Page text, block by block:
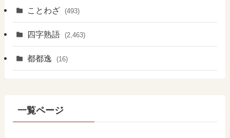
ことわざ (493)
四字熟語 (2,463)
都都逸 (16)
一覧ページ